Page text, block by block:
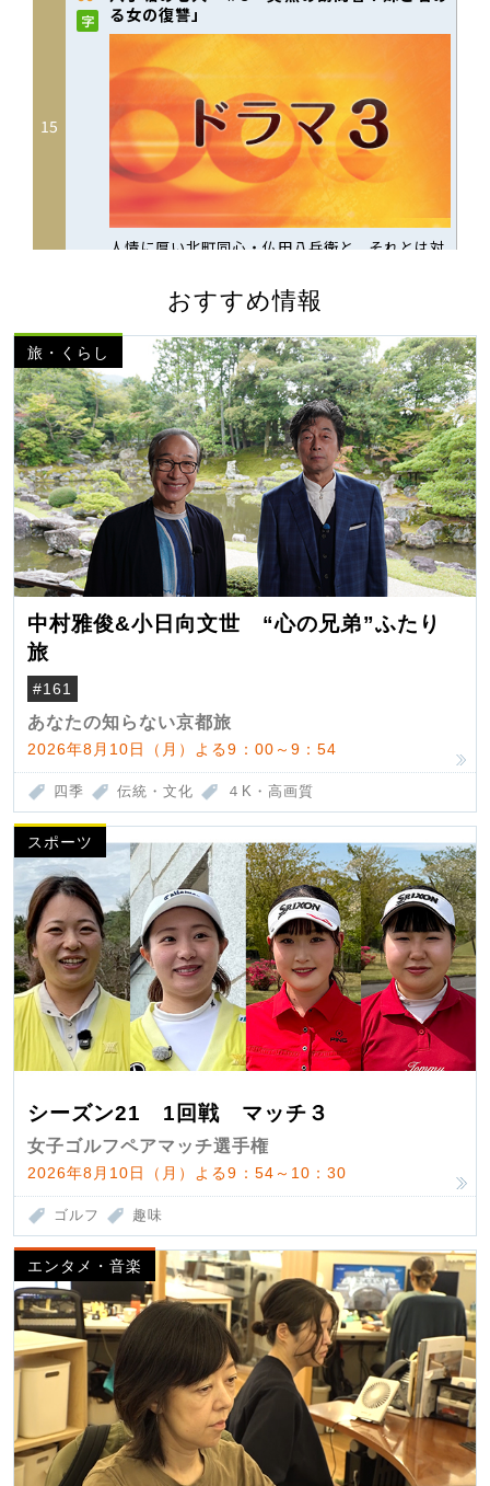
おすすめ情報
旅・くらし
中村雅俊&小日向文世 “心の兄弟”ふたり
旅
#161
あなたの知らない京都旅
2026年8月10日（月）よる9：00～9：54
四季 伝統・文化 ４K・高画質
スポーツ
シーズン21 1回戦 マッチ３
女子ゴルフペアマッチ選手権
2026年8月10日（月）よる9：54～10：30
ゴルフ 趣味
エンタメ・音楽